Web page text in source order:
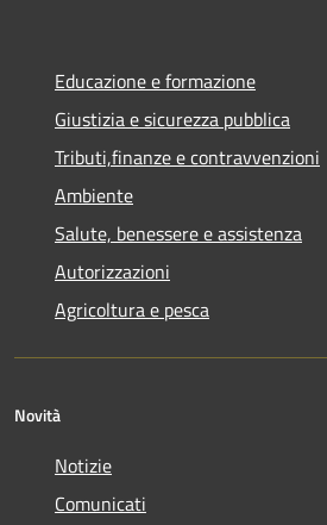
Educazione e formazione
Giustizia e sicurezza pubblica
Tributi,finanze e contravvenzioni
Ambiente
Salute, benessere e assistenza
Autorizzazioni
Agricoltura e pesca
Novità
Notizie
Comunicati